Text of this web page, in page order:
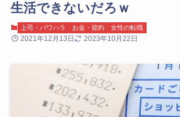
生活できないだろｗ
上司・パワハラ お金・節約 女性の転職
2021年12月13日 2023年10月22日